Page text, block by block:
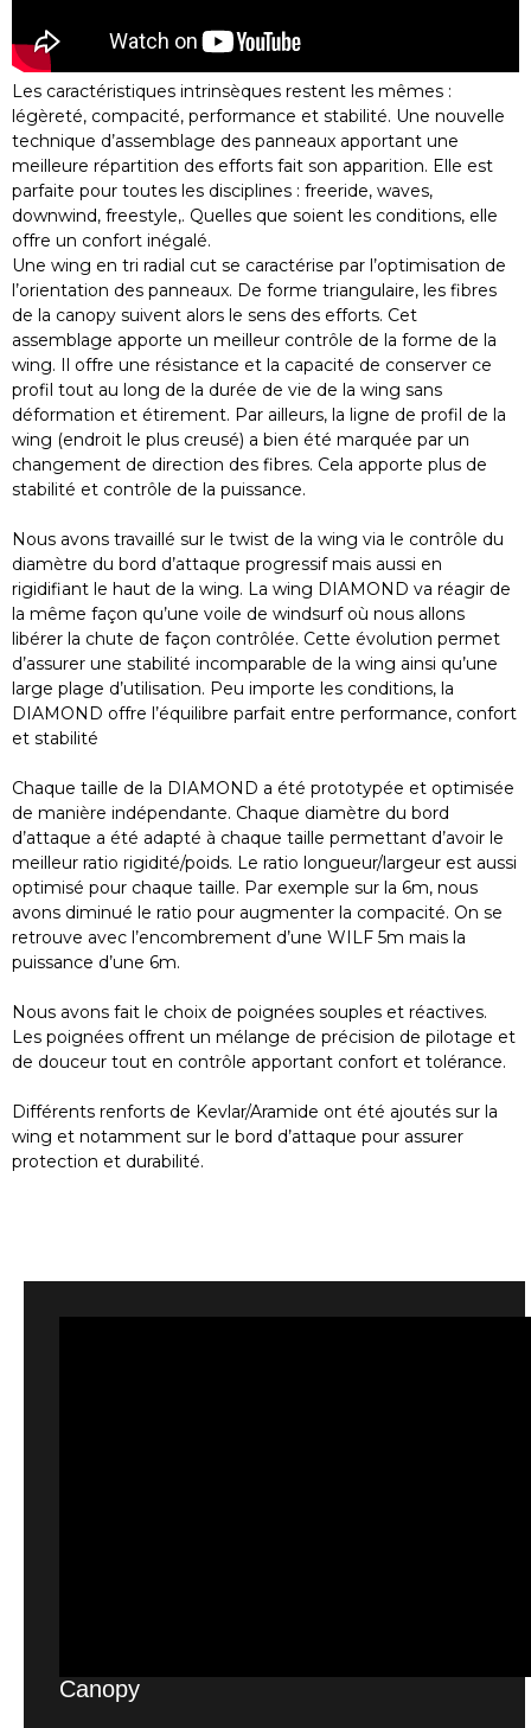
Les caractéristiques intrinsèques restent les mêmes :
légèreté, compacité, performance et stabilité. Une nouvelle
technique d’assemblage des panneaux apportant une
meilleure répartition des efforts fait son apparition. Elle est
parfaite pour toutes les disciplines : freeride, waves,
downwind, freestyle,. Quelles que soient les conditions, elle
offre un confort inégalé.
Une wing en tri radial cut se caractérise par l’optimisation de
l’orientation des panneaux. De forme triangulaire, les fibres
de la canopy suivent alors le sens des efforts. Cet
assemblage apporte un meilleur contrôle de la forme de la
wing. Il offre une résistance et la capacité de conserver ce
profil tout au long de la durée de vie de la wing sans
déformation et étirement. Par ailleurs, la ligne de profil de la
wing (endroit le plus creusé) a bien été marquée par un
changement de direction des fibres. Cela apporte plus de
stabilité et contrôle de la puissance.
Nous avons travaillé sur le twist de la wing via le contrôle du
diamètre du bord d’attaque progressif mais aussi en
rigidifiant le haut de la wing. La wing DIAMOND va réagir de
la même façon qu’une voile de windsurf où nous allons
libérer la chute de façon contrôlée. Cette évolution permet
d’assurer une stabilité incomparable de la wing ainsi qu’une
large plage d’utilisation. Peu importe les conditions, la
DIAMOND offre l’équilibre parfait entre performance, confort
et stabilité
Chaque taille de la DIAMOND a été prototypée et optimisée
de manière indépendante. Chaque diamètre du bord
d’attaque a été adapté à chaque taille permettant d’avoir le
meilleur ratio rigidité/poids. Le ratio longueur/largeur est aussi
optimisé pour chaque taille. Par exemple sur la 6m, nous
avons diminué le ratio pour augmenter la compacité. On se
retrouve avec l’encombrement d’une WILF 5m mais la
puissance d’une 6m.
Nous avons fait le choix de poignées souples et réactives.
Les poignées offrent un mélange de précision de pilotage et
de douceur tout en contrôle apportant confort et tolérance.
Différents renforts de Kevlar/Aramide ont été ajoutés sur la
wing et notamment sur le bord d’attaque pour assurer
protection et durabilité.
Canopy